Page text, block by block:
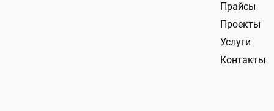
Прайсы
Проекты
Услуги
Контакты